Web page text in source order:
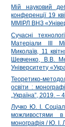
Мій науковий
конференції 19
ММIРЛ ВНЗ
Сучасні
Матеріали ІІІ
Миколаїв, 11
Шевченко, В.В.
Університету
Теоретико-
освіти :
„Україна”, 2019. –
Лучко Ю. І.
можливостями
монографія / Ю. І.